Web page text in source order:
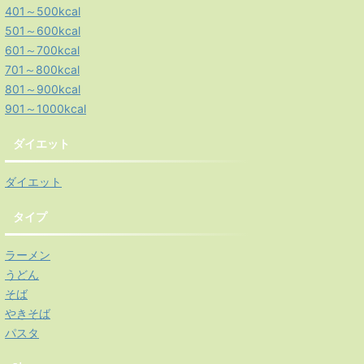
401～500kcal
501～600kcal
601～700kcal
701～800kcal
801～900kcal
901～1000kcal
ダイエット
ダイエット
タイプ
ラーメン
うどん
そば
やきそば
パスタ